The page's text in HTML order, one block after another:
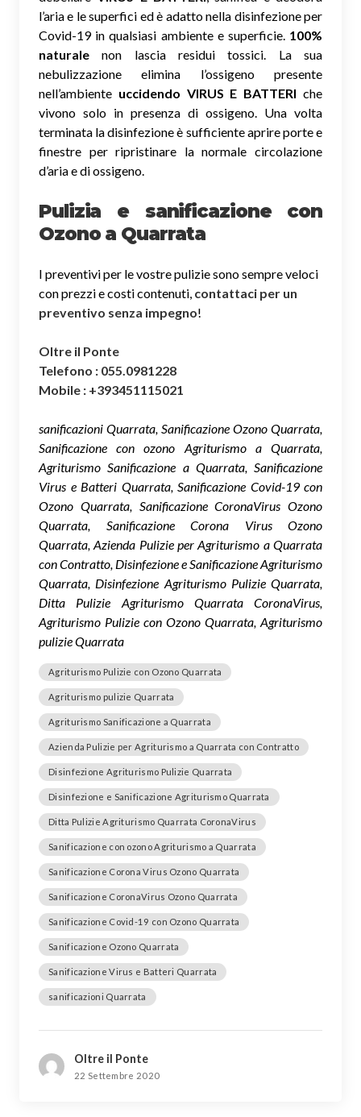
l’aria e le superfici ed è adatto nella disinfezione per
Covid-19 in qualsiasi ambiente e superficie. 100%
naturale non lascia residui tossici. La sua
nebulizzazione elimina l’ossigeno presente
nell’ambiente uccidendo VIRUS E BATTERI che
vivono solo in presenza di ossigeno. Una volta
terminata la disinfezione è sufficiente aprire porte e
finestre per ripristinare la normale circolazione
d’aria e di ossigeno.
Pulizia e sanificazione con
Ozono a Quarrata
I preventivi per le vostre pulizie sono sempre veloci
con prezzi e costi contenuti, contattaci per un
preventivo senza impegno!
Oltre il Ponte
Telefono : 055.0981228
Mobile : +393451115021
sanificazioni Quarrata, Sanificazione Ozono Quarrata,
Sanificazione con ozono Agriturismo a Quarrata,
Agriturismo Sanificazione a Quarrata, Sanificazione
Virus e Batteri Quarrata, Sanificazione Covid-19 con
Ozono Quarrata, Sanificazione CoronaVirus Ozono
Quarrata, Sanificazione Corona Virus Ozono
Quarrata, Azienda Pulizie per Agriturismo a Quarrata
con Contratto, Disinfezione e Sanificazione Agriturismo
Quarrata, Disinfezione Agriturismo Pulizie Quarrata,
Ditta Pulizie Agriturismo Quarrata CoronaVirus,
Agriturismo Pulizie con Ozono Quarrata, Agriturismo
pulizie Quarrata
Agriturismo Pulizie con Ozono Quarrata
Agriturismo pulizie Quarrata
Agriturismo Sanificazione a Quarrata
Azienda Pulizie per Agriturismo a Quarrata con Contratto
Disinfezione Agriturismo Pulizie Quarrata
Disinfezione e Sanificazione Agriturismo Quarrata
Ditta Pulizie Agriturismo Quarrata CoronaVirus
Sanificazione con ozono Agriturismo a Quarrata
Sanificazione Corona Virus Ozono Quarrata
Sanificazione CoronaVirus Ozono Quarrata
Sanificazione Covid-19 con Ozono Quarrata
Sanificazione Ozono Quarrata
Sanificazione Virus e Batteri Quarrata
sanificazioni Quarrata
Oltre il Ponte
22 Settembre 2020